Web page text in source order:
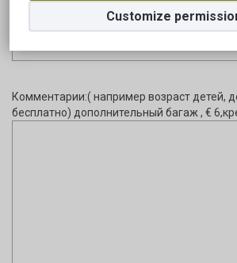
Customize
адрес эл.почты:
Комментарии:( например возраст детей,
бесплатно) дополнительный багаж , €